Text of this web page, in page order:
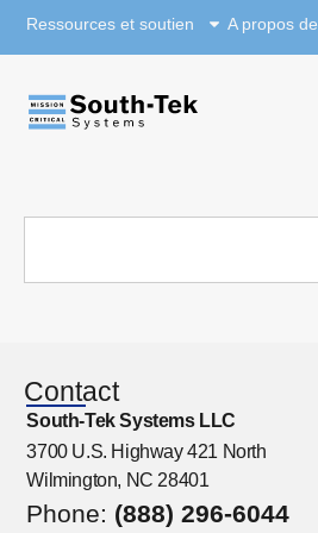
Ressources et soutien A propos de
Contact
South-Tek Systems LLC
3700 U.S. Highway 421 North
Wilmington, NC 28401
Phone: (888) 296-6044